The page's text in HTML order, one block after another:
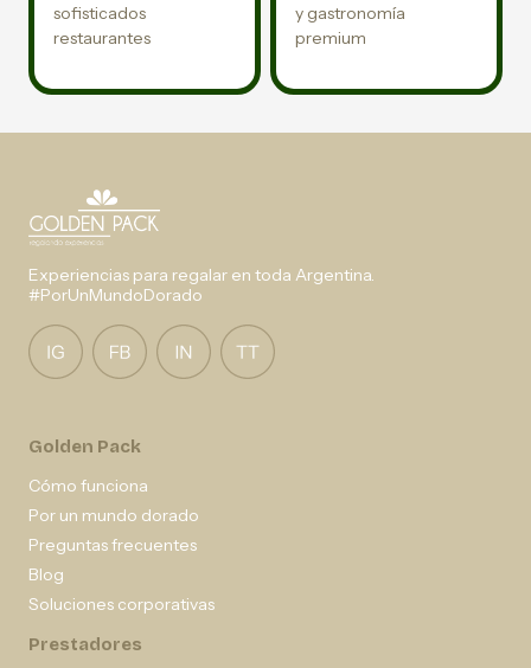
sofisticados
restaurantes
y gastronomía
premium
Experiencias para regalar en toda Argentina.
#PorUnMundoDorado
Golden Pack
Cómo funciona
Por un mundo dorado
Preguntas frecuentes
Blog
Soluciones corporativas
Prestadores